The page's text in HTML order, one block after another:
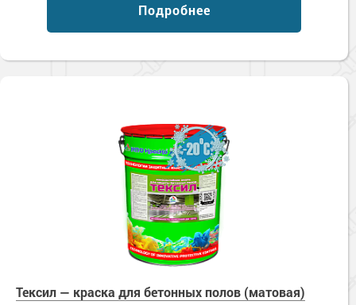
Подробнее
Тексил — краска для бетонных полов (матовая)